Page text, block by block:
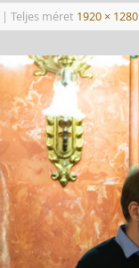
| Teljes méret 1920 × 1280